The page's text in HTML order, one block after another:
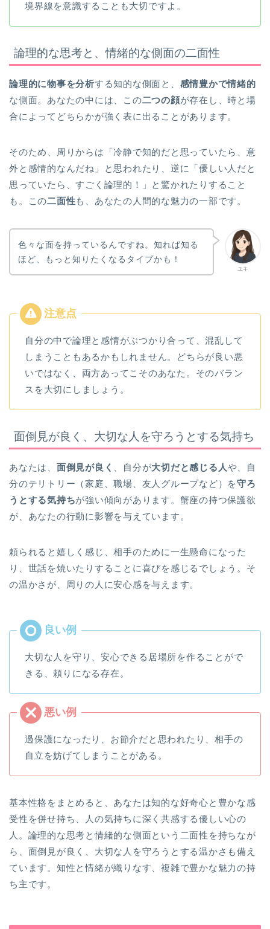
境界線を意識することも大切ですよ。
論理的な思考と、情緒的な側面の二面性
論理的に物事を分析する知的な側面と、 感情豊かで情緒的
な側面。あなたの中には、この二つの顔が存在し、時と場
合によってどちらかが強く表に出ることがあります。
そのため、周りからは「冷静で知的だと思っていたら、意
外と感情的なんだね」と思われたり、逆に「優しい人だと
思っていたら、すごく論理的！」と驚かれたりすること
も。この二面性も、あなたの人間的な魅力の一部です。
ユキ
色々な面を持っているんですね。知れば知る
ほど、もっと知りたくなるタイプかも！
自分の中で論理と感情がぶつかり合って、混乱して
しまうこともあるかもしれません。どちらが良い悪
いではなく、両方あってこそのあなた。そのバラン
スを大切にしましょう。
面倒見が良く、大切な人を守ろうとする気持ち
あなたは、 面倒見が良く 、自分が大切だと感じる人や、自
分のテリトリー（家庭、職場、友人グループなど）を守ろ
うとする気持ちが強い傾向があります。蟹座の持つ保護欲
が、あなたの行動に影響を与えています。
頼られると嬉しく感じ、相手のために一生懸命になった
り、世話を焼いたりすることに喜びを感じるでしょう。そ
の温かさが、周りの人に安心感を与えます。
大切な人を守り、安心できる居場所を作ることがで
きる、頼りになる存在。
過保護になったり、お節介だと思われたり、相手の
自立を妨げてしまうことがある。
基本性格をまとめると、あなたは知的な好奇心と豊かな感
受性を併せ持ち、人の気持ちに深く共感する優しい心の
人。論理的な思考と情緒的な側面という二面性を持ちなが
ら、面倒見が良く、大切な人を守ろうとする温かさも備え
ています。知性と情緒が織りなす、複雑で豊かな魅力の持
ち主です。